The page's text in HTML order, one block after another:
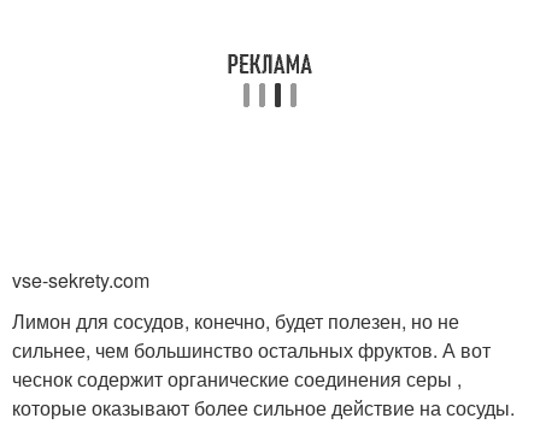
vse-sekrety.com
Лимон для сосудов, конечно, будет полезен, но не
сильнее, чем большинство остальных фруктов. А вот
чеснок содержит органические соединения серы ,
которые оказывают более сильное действие на сосуды.